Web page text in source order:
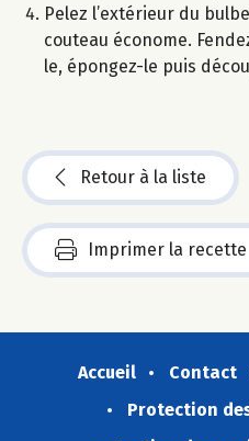
Pelez l’extérieur du
couteau économe.
le, épongez-le puis
Retour à la liste
Imprimer la recette
Accueil Contact
Protection